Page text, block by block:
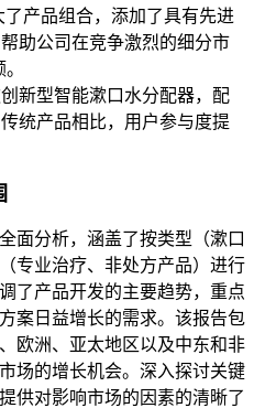
了产品组合，添加了具有先进
助公司在竞争激烈的细分市
新型智能漱口水分配器，配
统产品相比，用户参与度提
面分析，涵盖了按类型（漱口
专业治疗、非处方产品）进行
了产品开发的主要趋势，重点
案日益增长的需求。该报告包
欧洲、亚太地区以及中东和非
场的增长机会。深入探讨关键
供对影响市场的因素的清晰了